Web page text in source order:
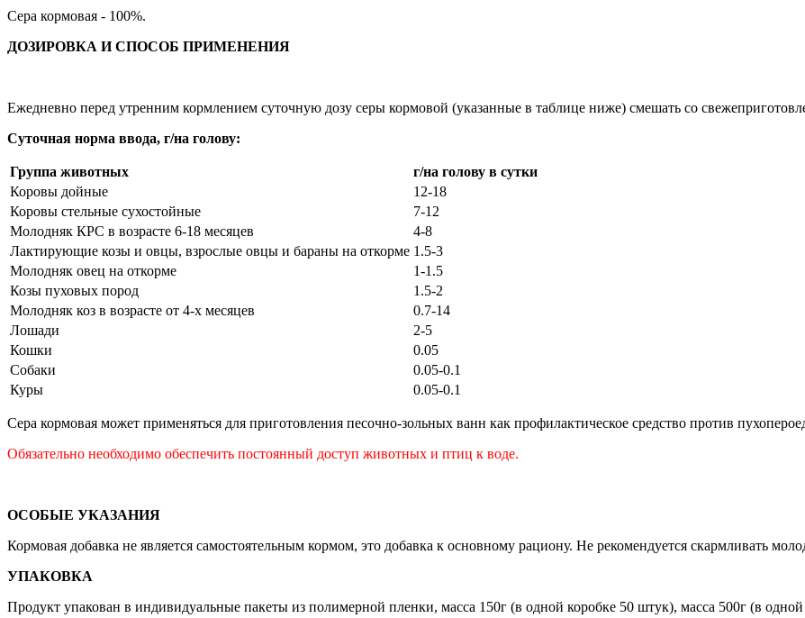
Сера кормовая - 100%.
ДОЗИРОВКА И СПОСОБ ПРИМЕНЕНИЯ
Ежедневно перед утренним кормлением суточную дозу серы кормовой (указанные в таблице ниже) смешать со
Суточная норма ввода, г/на голову:
Группа животных
г/на голову в сутки
Коровы дойные
12-18
Коровы стельные сухостойные
7-12
Молодняк КРС в возрасте 6-18 месяцев
4-8
Лактирующие козы и овцы, взрослые овцы и бараны на откорме 1.5-3
Молодняк овец на откорме
1-1.5
Козы пуховых пород
1.5-2
Молодняк коз в возрасте от 4-х месяцев
0.7-14
Лошади
2-5
Кошки
0.05
Собаки
0.05-0.1
Куры
0.05-0.1
Сера кормовая может применяться для приготовления песочно-зольных ванн как профилактическое средство против
Обязательно необходимо обеспечить постоянный доступ животных и птиц к воде.
ОСОБЫЕ УКАЗАНИЯ
Кормовая добавка не является самостоятельным кормом, это добавка к основному рациону. Не рекомендуется скармливать
УПАКОВКА
Продукт упакован в индивидуальные пакеты из полимерной пленки, масса 150г (в одной коробке 50 штук), масса 500г (в